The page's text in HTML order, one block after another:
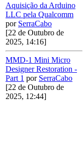
Aquisição da Arduino
LLC pela Qualcomm
por SerraCabo
[22 de Outubro de
2025, 14:16]
MMD-1 Mini Micro
Designer Restoration -
Part 1 por SerraCabo
[22 de Outubro de
2025, 12:44]